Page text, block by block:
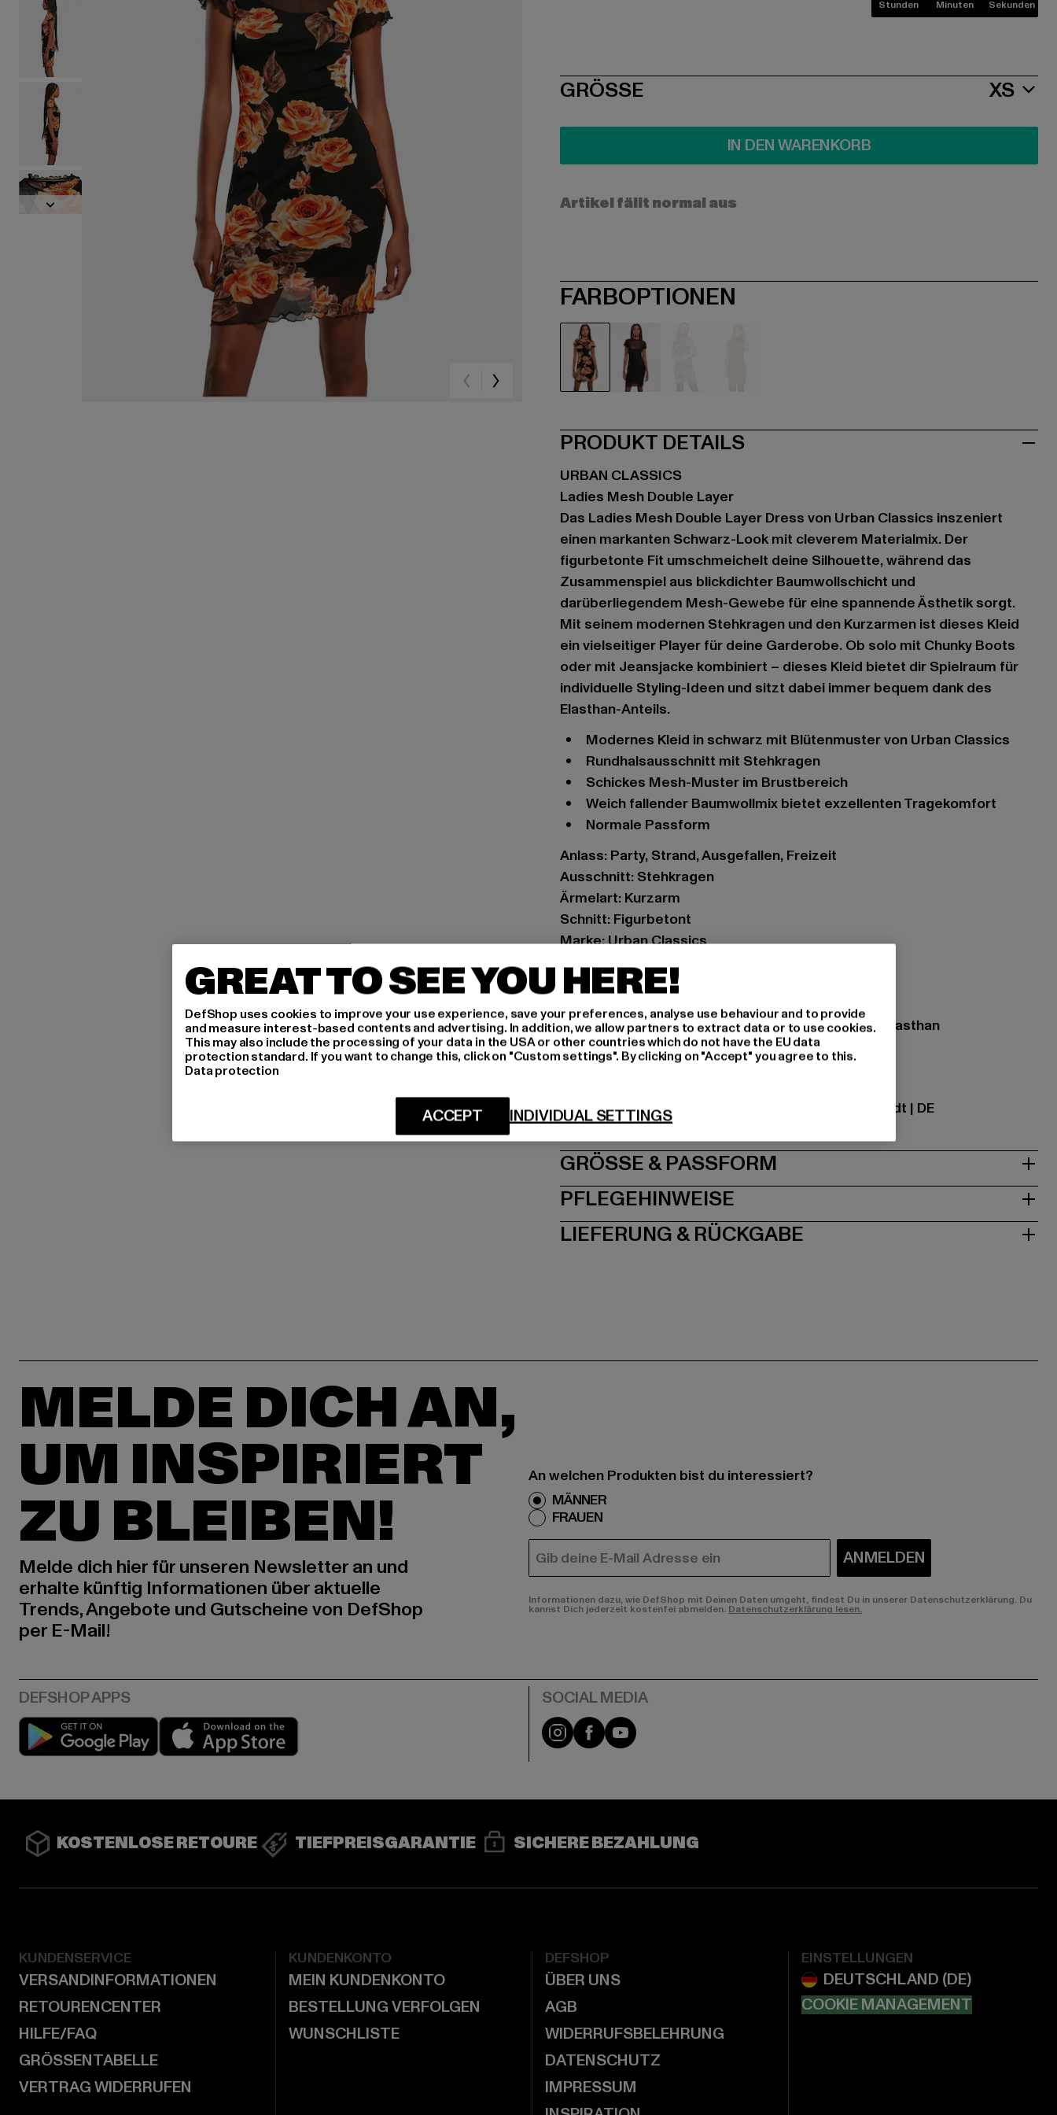
Stunden Minuten Sekunden
SIZE
GRÖSSE XS
IN DEN WARENKORB
Artikel fällt normal aus
FARBOPTIONEN
PRODUKT DETAILS
URBAN CLASSICS
Ladies Mesh Double Layer
Das Ladies Mesh Double Layer Dress von Urban Classics inszeniert
einen markanten Schwarz-Look mit cleverem Materialmix. Der
figurbetonte Fit umschmeichelt deine Silhouette, während das
Zusammenspiel aus blickdichter Baumwollschicht und
darüberliegendem Mesh-Gewebe für eine spannende Ästhetik sorgt.
Mit seinem modernen Stehkragen und den Kurzarmen ist dieses Kleid
ein vielseitiger Player für deine Garderobe. Ob solo mit Chunky Boots
oder mit Jeansjacke kombiniert – dieses Kleid bietet dir Spielraum für
individuelle Styling-Ideen und sitzt dabei immer bequem dank des
Elasthan-Anteils.
Modernes Kleid in schwarz mit Blütenmuster von Urban Classics
Rundhalsausschnitt mit Stehkragen
Schickes Mesh-Muster im Brustbereich
Weich fallender Baumwollmix bietet exzellenten Tragekomfort
Normale Passform
Anlass: Party, Strand, Ausgefallen, Freizeit
Ausschnitt: Stehkragen
Ärmelart: Kurzarm
Schnitt: Figurbetont
Marke: Urban Classics
Kat.: Bekleidung
Farbe: schwarz
Hersteller Farbe: mangorose
Materialzusammensetzung: 95% Baumwolle, 5% Elasthan
Art.Nr: TB5024-03837
Dr.-Robert-Murjahn-Straße 7 | 64372 Ober-Ramstadt | DE
GRÖSSE & PASSFORM
PFLEGEHINWEISE
LIEFERUNG & RÜCKGABE
MELDE DICH AN,
UM INSPIRIERT
ZU BLEIBEN!
Melde dich hier für unseren Newsletter an und
erhalte künftig Informationen über aktuelle
Trends, Angebote und Gutscheine von DefShop
per E-Mail!
An welchen Produkten bist du interessiert?
MÄNNER
FRAUEN
E-MAIL ANMELDEN
Informationen dazu, wie DefShop mit Deinen Daten umgeht, findest Du in unserer Datenschutzerklärung. Du
kannst Dich jederzeit kostenfei abmelden. Datenschutzerklärung lesen.
Play market Instagram
FacebookYouTube
KOSTENLOSE RETOURE TIEFPREISGARANTIE SICHERE BEZAHLUNG
KUNDENSERVICE
VERSANDINFORMATIONEN
RETOURENCENTER
HILFE/FAQ
GRÖSSENTABELLE
VERTRAG WIDERRUFEN
KUNDENKONTO
MEIN KUNDENKONTO
BESTELLUNG VERFOLGEN
WUNSCHLISTE
DEFSHOP
ÜBER UNS
AGB
WIDERRUFSBELEHRUNG
DATENSCHUTZ
IMPRESSUM
EINSTELLUNGEN
COOKIE MANAGEMENT
GREAT TO SEE YOU HERE!
DefShop uses cookies to improve your use experience, save your preferences, analyse use behaviour and to provide
and measure interest-based contents and advertising. In addition, we allow partners to extract data or to use cookies.
This may also include the processing of your data in the USA or other countries which do not have the EU data
protection standard. If you want to change this, click on "Custom settings". By clicking on "Accept" you agree to this.
Data protection
INDIVIDUAL SETTINGS
ACCEPT